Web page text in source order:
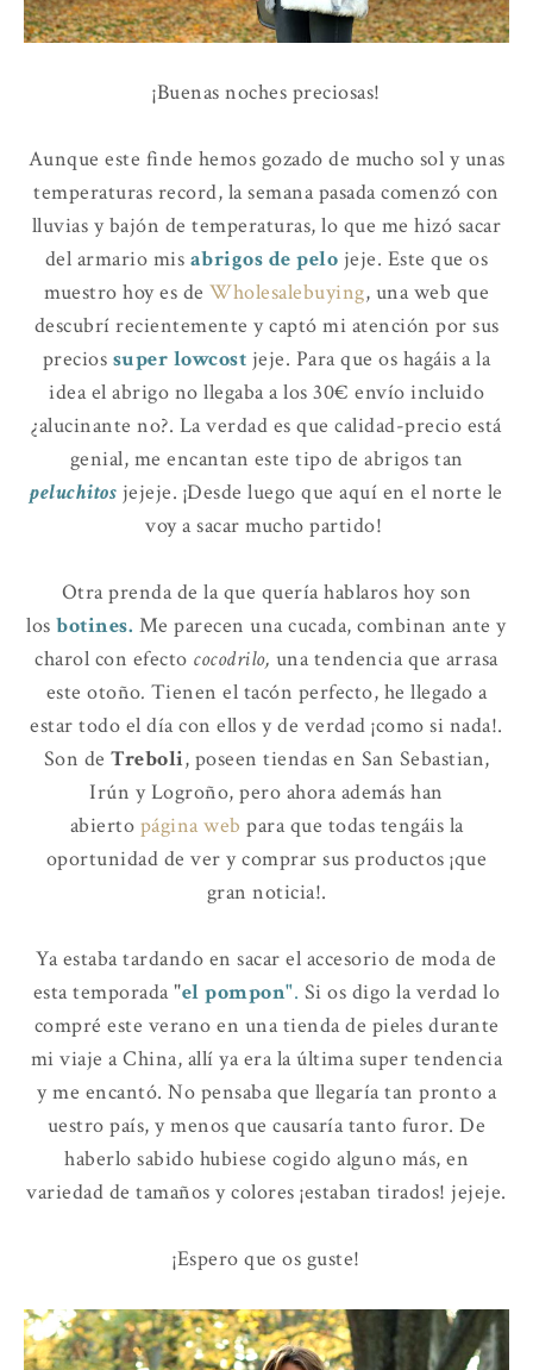
¡Buenas noches preciosas!
Aunque este finde hemos gozado de mucho sol y unas
temperaturas record, la semana pasada comenzó con
lluvias y bajón de temperaturas, lo que me hizó sacar
del armario mis abrigos de pelo jeje. Este que os
muestro hoy es de Wholesalebuying, una web que
descubrí recientemente y captó mi atención por sus
precios super lowcost jeje. Para que os hagáis a la
idea el abrigo no llegaba a los 30€ envío incluido
¿alucinante no?. La verdad es que calidad-precio está
genial, me encantan este tipo de abrigos tan
peluchitos jejeje. ¡Desde luego que aquí en el norte le
voy a sacar mucho partido!
Otra prenda de la que quería hablaros hoy son
losbotines. Me parecenuna cucada, combinan ante y
charol con efecto cocodrilo, una tendencia que arrasa
este otoño. Tienen el tacón perfecto, he llegado a
estar todo el día con ellos y de verdad ¡como si nada!.
Son de Treboli, poseen tiendas en San Sebastian,
Irún y Logroño, pero ahora además han
abierto página web para que todas tengáis la
oportunidad de ver y comprar sus productos ¡que
gran noticia!.
Ya estaba tardando en sacar el accesorio de moda de
esta temporada "el pompon". Si os digo la verdad lo
compré este verano en una tienda de pieles durante
mi viaje a China, allí ya era la última super tendencia
y me encantó. No pensaba que llegaría tan pronto a
uestro país, y menos que causaría tanto furor. De
haberlo sabido hubiese cogido alguno más, en
variedad de tamaños y colores ¡estaban tirados! jejeje.
¡Espero que os guste!